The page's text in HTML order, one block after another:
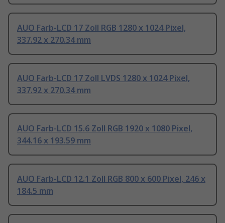
AUO Farb-LCD 17 Zoll RGB 1280 x 1024 Pixel,
337.92 x 270.34 mm
AUO Farb-LCD 17 Zoll LVDS 1280 x 1024 Pixel,
337.92 x 270.34 mm
AUO Farb-LCD 15.6 Zoll RGB 1920 x 1080 Pixel,
344.16 x 193.59 mm
AUO Farb-LCD 12.1 Zoll RGB 800 x 600 Pixel, 246 x
184.5 mm